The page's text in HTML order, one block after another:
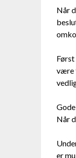
Når
være
Når
er